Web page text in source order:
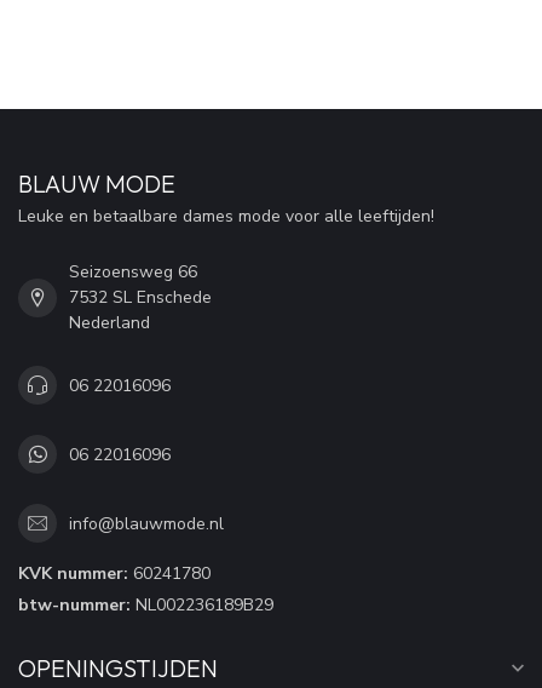
BLAUW MODE
Leuke en betaalbare dames mode voor alle leeftijden!
Seizoensweg 66
7532 SL Enschede
Nederland
06 22016096
06 22016096
info@blauwmode.nl
KVK nummer: 60241780
btw-nummer: NL002236189B29
OPENINGSTIJDEN